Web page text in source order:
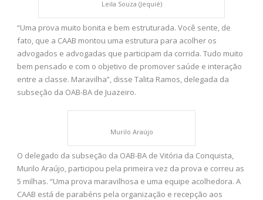
Leila Souza (Jequié)
“Uma prova muito bonita e bem estruturada. Você sente, de
fato, que a CAAB montou uma estrutura para acolher os
advogados e advogadas que participam da corrida. Tudo muito
bem pensado e com o objetivo de promover saúde e interação
entre a classe. Maravilha”, disse Talita Ramos, delegada da
subseção da OAB-BA de Juazeiro.
Murilo Araújo
O delegado da subseção da OAB-BA de Vitória da Conquista,
Murilo Araújo, participou pela primeira vez da prova e correu as
5 milhas. “Uma prova maravilhosa e uma equipe acolhedora. A
CAAB está de parabéns pela organização e recepção aos